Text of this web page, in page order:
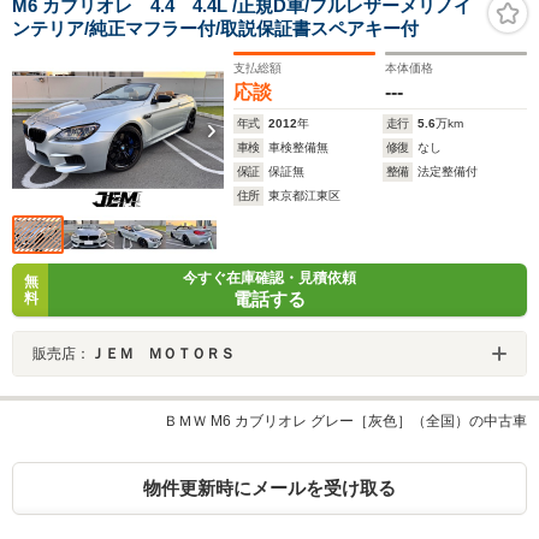
M6 カブリオレ 4.4 4.4L /正規D車/フルレザーメリノイ
ンテリア/純正マフラー付/取説保証書スペアキー付
支払総額
応談
本体価格
---
年式 2012年 走行 5.6万km
車検
車検整備無 修復
なし
保証
保証無 整備
法定整備付
住所
東京都江東区
無
料
今すぐ在庫確認・見積依頼
電話する
販売店： ＪＥＭ ＭＯＴＯＲＳ
ＢＭＷ M6 カブリオレ グレー［灰色］（全国）の中古車
物件更新時にメールを受け取る